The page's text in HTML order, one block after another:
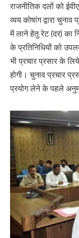
राजनीतिक दलों को
व्यय कोषांग द्वारा
में लाने हेतु रेट (दर) का
के प्रतिनिधियों को
भी प्रचार प्रसार के
होगी। चुनाव प्रचार
प्रयोग लेने के पहले